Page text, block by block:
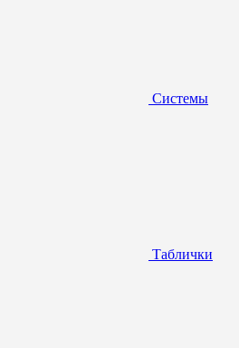
Системы
Таблички